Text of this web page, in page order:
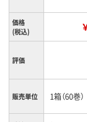
価格
(税込)
評価
販売単位 1箱（60巻）